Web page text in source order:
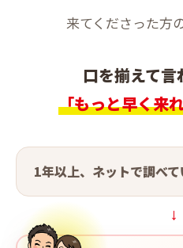
来てくださった方
口を揃えて言
「もっと早く来
1年以上、ネットで調べ
→